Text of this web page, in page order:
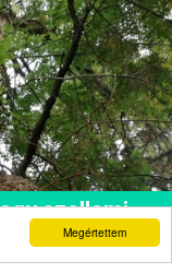
Megértettem
szellemi